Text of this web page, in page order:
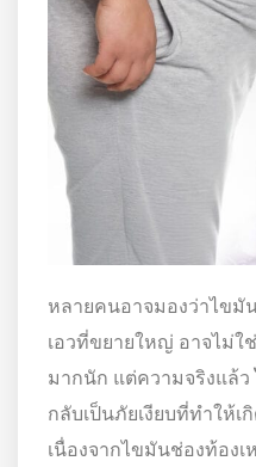
หลายคนอาจมองว่าไข
เอวที่ขยายใหญ่ อาจไม่
มากนัก แต่ความจริงแล้ว
กลับเป็นภัยเงียบที่ทำให้เ
เนื่องจากไขมันช่องท้อง